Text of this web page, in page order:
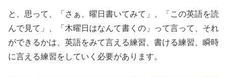
と、思って、「さぁ、曜日書いてみて」、「この英語を読
んで見て」、「木曜日はなんて書くの」って言って、それ
ができるかは、英語をみて言える練習、書ける練習、瞬時
に言える練習をしていく必要があります。